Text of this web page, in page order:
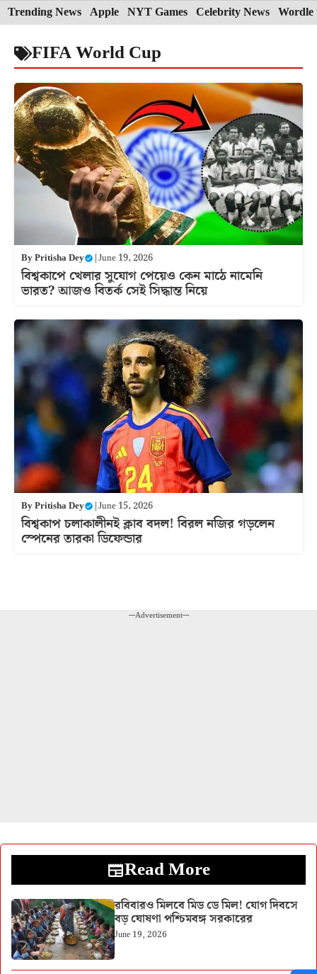
Skip
to
content
Trending News Apple NYT Games Celebrity News Wordle
FIFA World Cup
ByPritisha Dey |June 19, 2026
বিশ্বকাপে খেলার সুযোগ পেয়েও কেন মাঠে নামেনি
ভারত? আজও বিতর্ক সেই সিদ্ধান্ত নিয়ে
ByPritisha Dey |June 15, 2026
বিশ্বকাপ চলাকালীনই ক্লাব বদল! বিরল নজির গড়লেন
স্পেনের তারকা ডিফেন্ডার
---Advertisement---
Read More
রবিবারও মিলবে মিড ডে মিল! যোগ দিবসে
বড় ঘোষণা পশ্চিমবঙ্গ সরকারের
June 19, 2026